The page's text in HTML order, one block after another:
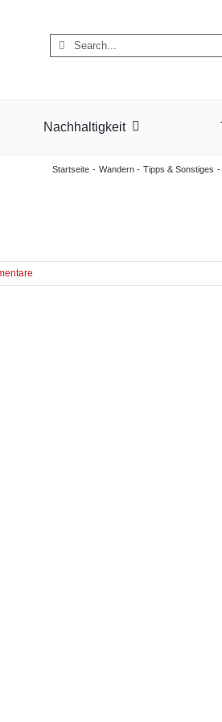
Suche
Nachhaltigkeit
Startseite Wandern Tipps & Sonstiges